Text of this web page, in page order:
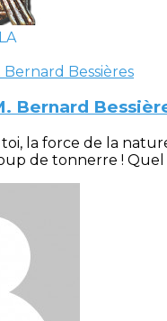
Bernard
toi, la force de la
de tonnerre ! Quel